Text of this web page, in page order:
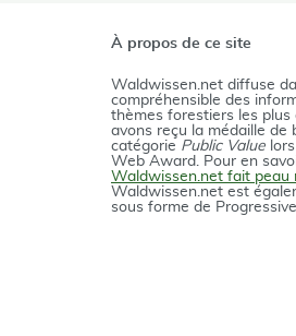
À propos de ce site
Waldwissen.net diffuse
compréhensible des
thèmes forestiers les plus
avons reçu la médaille de
catégorie Public Value
Web Award. Pour en
Waldwissen.net fait peau
Waldwissen.net est
sous forme de